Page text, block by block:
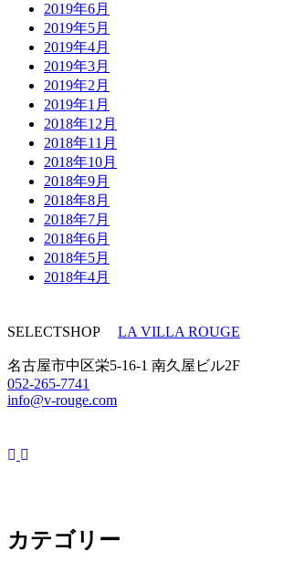
2019年6月
2019年5月
2019年4月
2019年3月
2019年2月
2019年1月
2018年12月
2018年11月
2018年10月
2018年9月
2018年8月
2018年7月
2018年6月
2018年5月
2018年4月
SELECTSHOP LA VILLA ROUGE
名古屋市中区栄5-16-1 南久屋ビル2F
052-265-7741
info@v-rouge.com
カテゴリー